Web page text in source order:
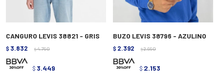
CANGURO LEVIS 38821 - GRIS
$ 3.832 $ 4.790
$ 3.449
BUZO LEVIS 38796 - AZULINO
$ 2.392 $ 2.990
$ 2.153